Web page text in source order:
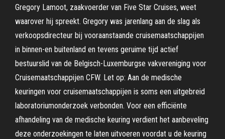
Gregory Lamoot, zaakvoerder van Five Star Cruises, weet
waarover hij spreekt. Gregory was jarenlang aan de slag als
verkoopsdirecteur bij vooraanstaande cruisemaatschappijen
in binnen-en buitenland en tevens geruime tijd actief
bestuurslid van de Belgisch-Luxemburgse vakvereniging voor
Cruisemaatschappijen CFW. Let op: Aan de medische
keuringen voor cruisemaatschappijen is soms een uitgebreid
laboratoriumonderzoek verbonden. Voor een efficiënte
afhandeling van de medische keuring verdient het aanbeveling
deze onderzoekingen te laten uitvoeren voordat u de keuring